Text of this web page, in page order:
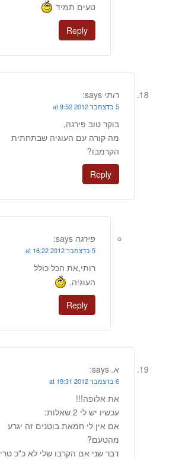
טעים תמיד
Reply
רותי says:
5 בדצמבר 2012 at 9:52
בוקר טוב פירגה,
מה קורה עם העוגיה שבתחתית
הקרמבו?
Reply
פירגה says:
5 בדצמבר 2012 at 16:22
רותי,את הכל כולל
העוגיה.
Reply
א. says:
6 בדצמבר 2012 at 19:31
את אלופה!!!
עכשיו יש לי 2 שאלות:
אם אין לי חמאת בוטנים זה יגרע
מהטעם?
דבר שני אם הקרבו שלי לא כ"כ טרי